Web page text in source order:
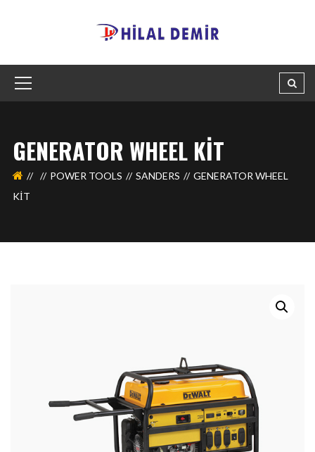
GENERATOR WHEEL KIT
POWER TOOLS SANDERS
GENERATOR WHEEL
KIT